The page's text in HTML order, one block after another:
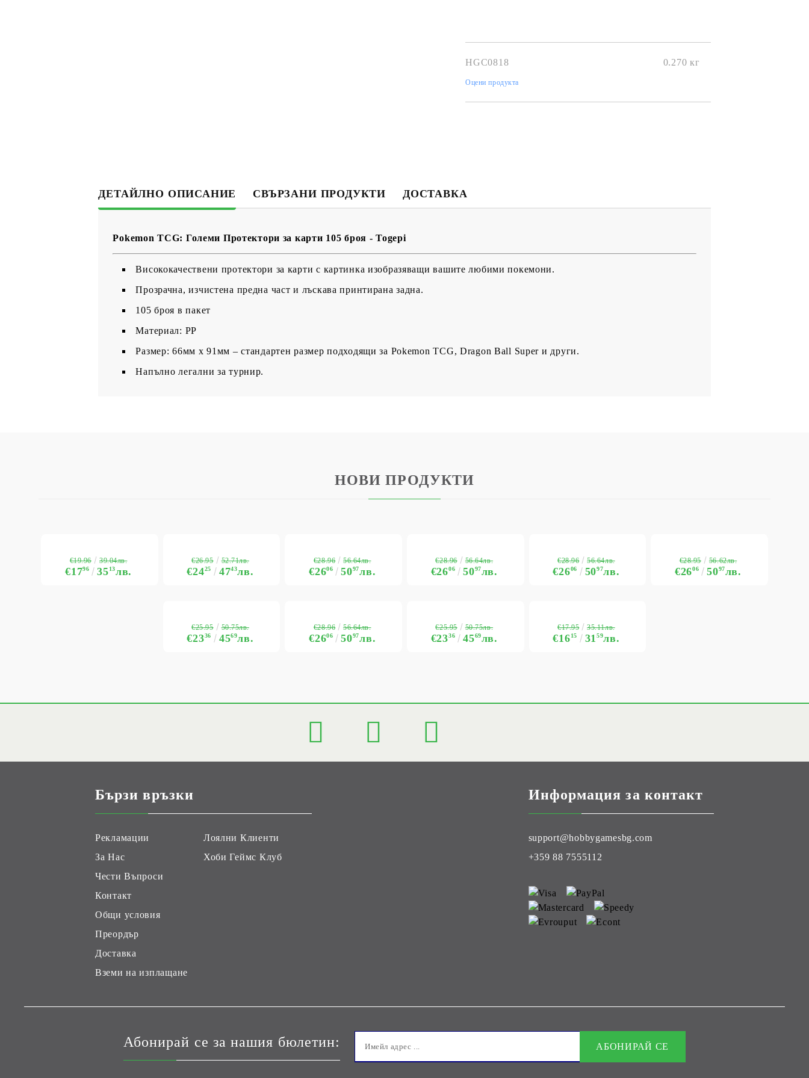
HGC0818 0.270 кг
Оцени продукта
ДЕТАЙЛНО ОПИСАНИЕ СВЪРЗАНИ ПРОДУКТИ ДОСТАВКА
Pokemon TCG: Големи Протектори за карти 105 броя - Togepi
Висококачествени протектори за карти с картинка изобразяващи вашите любими покемони.
Прозрачна, изчистена предна част и лъскава принтирана задна.
105 броя в пакет
Материал: PP
Размер: 66мм х 91мм – стандартен размер подходящи за Pokemon TCG, Dragon Ball Super и други.
Напълно легални за турнир.
НОВИ ПРОДУКТИ
€1796 3513лв.
€19.96 39.04лв.
€2425 4743лв.
€26.95 52.71лв.
€2606 5097лв.
€28.96 56.64лв.
€2606 5097лв.
€28.96 56.64лв.
€2606 5097лв.
€28.96 56.64лв.
€2606 5097лв.
€28.95 56.62лв.
€2336 4569лв.
€25.95 50.75лв.
€2606 5097лв.
€28.96 56.64лв.
€2336 4569лв.
€25.95 50.75лв.
€1615 3159лв.
€17.95 35.11лв.
Бързи връзки
Рекламации
За Нас
Чести Въпроси
Контакт
Общи условия
Преордър
Доставка
Вземи на изплащане
Лоялни Клиенти
Хоби Геймс Клуб
Информация за контакт
support@hobbygamesbg.com
+359 88 7555112
Абонирай се за нашия бюлетин: